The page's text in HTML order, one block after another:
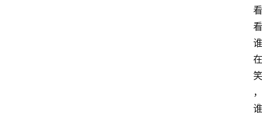
看
看
谁
在
笑
，
谁